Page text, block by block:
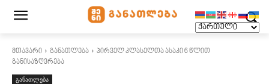
მთავარი განათლება
პირველ კლასელთა ასაკი 6 წლით
განისაზღვრება
განათლება